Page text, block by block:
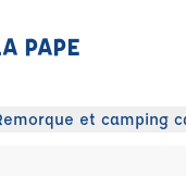
PAPE
et camping